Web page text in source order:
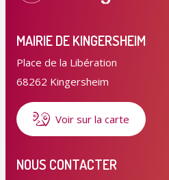
MAIRIE DE KINGERSHEIM
Place de la Libération
68262 Kingersheim
Voir sur la carte
NOUS CONTACTER